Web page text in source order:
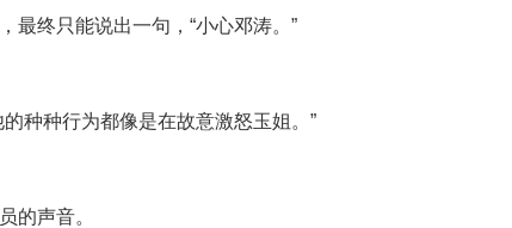
最终只能说出一句，“小心邓涛。”
种种行为都像是在故意激怒玉姐。”
的声音。